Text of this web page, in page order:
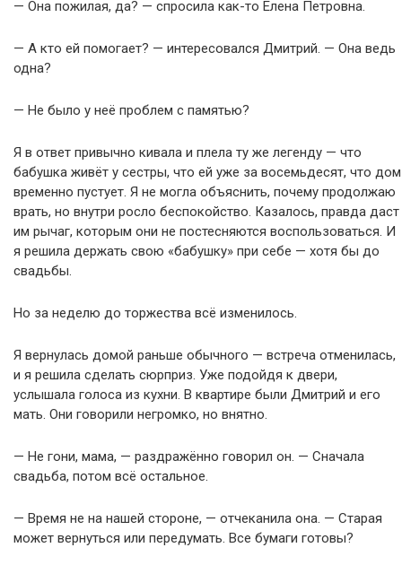
— Она пожилая, да? — спросила как-то Елена Петровна.
— А кто ей помогает? — интересовался Дмитрий. — Она ведь
одна?
— Не было у неё проблем с памятью?
Я в ответ привычно кивала и плела ту же легенду — что
бабушка живёт у сестры, что ей уже за восемьдесят, что дом
временно пустует. Я не могла объяснить, почему продолжаю
врать, но внутри росло беспокойство. Казалось, правда даст
им рычаг, которым они не постесняются воспользоваться. И
я решила держать свою «бабушку» при себе — хотя бы до
свадьбы.
Но за неделю до торжества всё изменилось.
Я вернулась домой раньше обычного — встреча отменилась,
и я решила сделать сюрприз. Уже подойдя к двери,
услышала голоса из кухни. В квартире были Дмитрий и его
мать. Они говорили негромко, но внятно.
— Не гони, мама, — раздражённо говорил он. — Сначала
свадьба, потом всё остальное.
— Время не на нашей стороне, — отчеканила она. — Старая
может вернуться или передумать. Все бумаги готовы?